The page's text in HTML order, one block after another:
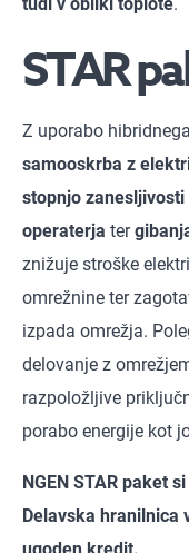
STAR
Z uporabo
samooskrba z
stopnjo
operaterja ter
znižuje stroške
omrežnine ter
izpada omrežja.
delovanje z
razpoložljive
porabo energije kot
NGEN STAR paket
Delavska hranilnica
ugoden kredit.